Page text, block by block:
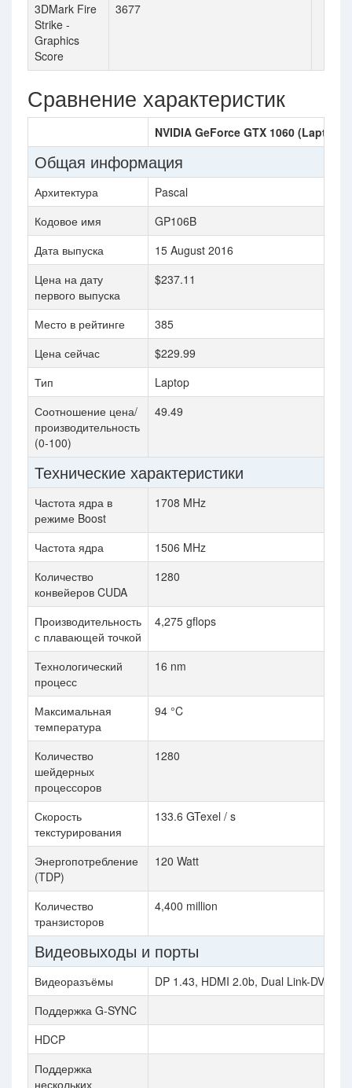
3DMark Fire
Strike -
Graphics
Score
3677
Сравнение характеристик
NVIDIA GeForce GTX 1060 (Laptop)
Общая информация
Архитектура
Pascal
Кодовое имя
GP106B
Дата выпуска
15 August 2016
Цена на дату
первого выпуска
$237.11
Место в рейтинге
385
Цена сейчас
$229.99
Тип
Laptop
Соотношение цена/
производительность
(0-100)
49.49
Технические характеристики
Частота ядра в
режиме Boost
1708 MHz
Частота ядра
1506 MHz
Количество
конвейеров CUDA
1280
Производительность
с плавающей точкой
4,275 gflops
Технологический
процесс
16 nm
Максимальная
температура
94 °C
Количество
шейдерных
процессоров
1280
Скорость
текстурирования
133.6 GTexel / s
Энергопотребление
(TDP)
120 Watt
Количество
транзисторов
4,400 million
Видеовыходы и порты
Видеоразъёмы
DP 1.43, HDMI 2.0b, Dual Link-DVI
Поддержка G-SYNC
HDCP
Поддержка
нескольких